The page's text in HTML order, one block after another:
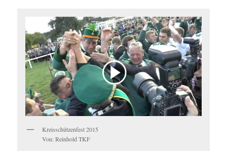
Kreisschützenfest 2015
Von: Reinhold TKF